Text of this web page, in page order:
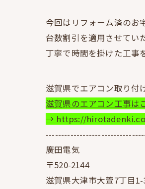
今回はリフォーム済のお
台数割引を適用させてい
丁寧で時間を掛けた工事
滋賀県でエアコン取り付
滋賀県のエアコン工事は
→ https://
廣田電気
〒520-2144
滋賀県大津市大萱7丁目1-